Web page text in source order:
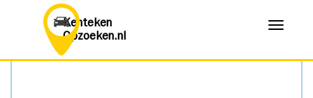
Kenteken
Opzoeken.nl
Menu